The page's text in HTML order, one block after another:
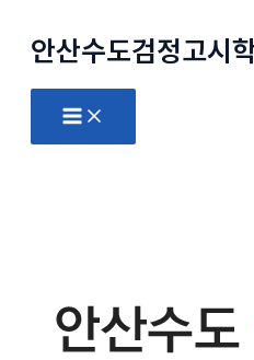
안산수도검정고시
Main
Menu